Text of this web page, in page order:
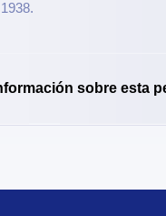
sobre esta